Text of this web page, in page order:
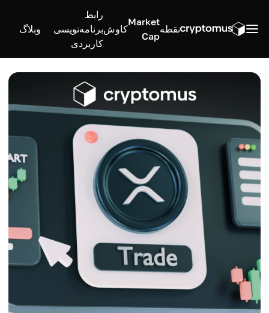
نقطه
Market
Cap
کاوش
رابط
برنامه‌نویسی
کاربردی
وبلاگ